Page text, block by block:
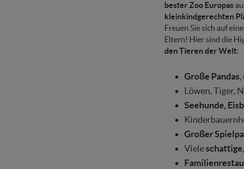
bester Zoo Europas
kleinkindgerechten
Freuen Sie sich auf
Eltern! Hier sind die
den Tieren der Welt:
Große Pandas
Löwen, Tiger,
Seehunde,
Großer
Viele